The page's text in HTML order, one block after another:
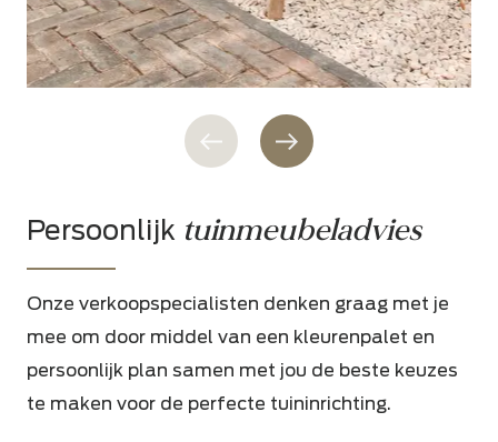
Persoonlijk tuinmeubeladvies
Onze verkoopspecialisten denken graag met je
mee om door middel van een kleurenpalet en
persoonlijk plan samen met jou de beste keuzes
te maken voor de perfecte tuininrichting.